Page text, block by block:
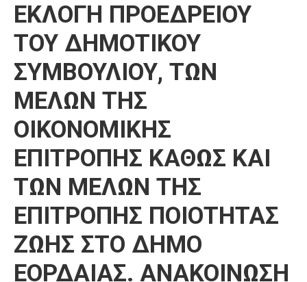
Προσκλήσεις
Αποφάσεις
Τηλέφωνα
Καιρός
ΕΚΛΟΓΗ ΠΡΟΕΔΡΕΙΟΥ
ΤΟΥ ΔΗΜΟΤΙΚΟΥ
ΣΥΜΒΟΥΛΙΟΥ, ΤΩΝ
ΜΕΛΩΝ ΤΗΣ
ΟΙΚΟΝΟΜΙΚΗΣ
ΕΠΙΤΡΟΠΗΣ ΚΑΘΩΣ ΚΑΙ
ΤΩΝ ΜΕΛΩΝ ΤΗΣ
ΕΠΙΤΡΟΠΗΣ ΠΟΙΟΤΗΤΑΣ
ΖΩΗΣ ΣΤΟ ΔΗΜΟ
ΕΟΡΔΑΙΑΣ. ΑΝΑΚΟΙΝΩΣΗ